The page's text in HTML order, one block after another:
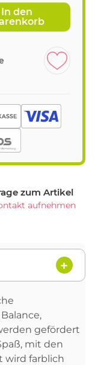
In den
zum Artikel
aufnehmen
gefördert
mit den
wird farblich